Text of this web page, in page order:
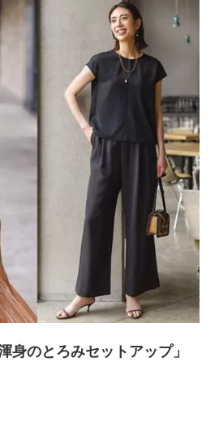
身のとろみセットアップ」